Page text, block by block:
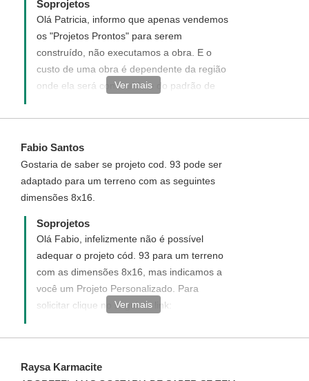
área construída da residência (área do
projeto).
um loft espacoso e ate 90 mil reais, sera que e
possivel? obrigada desde ja pela atencao.
Soprojetos
Olá Patricia, informo que apenas vendemos
os "Projetos Prontos" para serem
construído, não executamos a obra. E o
custo de uma obra é dependente da região
onde ela será construída e do padrão de
simples. O Orçamento Quantitativo de
pode adquirir clicando em "Orçamento de
Materiais" que se encontra no menu
"Opcionais". No orçamento você poderá
inserir os valores dos materiais da sua
cidade e a planilha calcula
automaticamente o valor total.
Ver mais
Fabio Santos
Gostaria de saber se projeto cod. 93 pode ser
adaptado para um terreno com as seguintes
dimensões 8x16.
Soprojetos
Olá Fabio, infelizmente não é possível
adequar o projeto cód. 93 para um terreno
com as dimensões 8x16, mas indicamos a
você um Projeto Personalizado. Para
solicitar clique no seguinte link:
. O custo é de R$ 15,00/m² (projeto inteiro),
1000,00 na solicitação do projeto e a
Ver mais
Raysa Karmacite